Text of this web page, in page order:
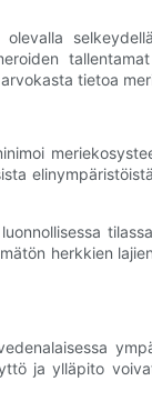
tietoa
herkkien
ja ylläpito